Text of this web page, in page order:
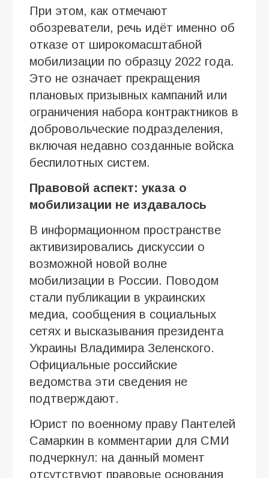
При этом, как отмечают
обозреватели, речь идёт именно об
отказе от широкомасштабной
мобилизации по образцу 2022 года.
Это не означает прекращения
плановых призывных кампаний или
ограничения набора контрактников в
добровольческие подразделения,
включая недавно созданные войска
беспилотных систем.
Правовой аспект: указа о
мобилизации не издавалось
В информационном пространстве
активизировались дискуссии о
возможной новой волне
мобилизации в России. Поводом
стали публикации в украинских
медиа, сообщения в социальных
сетях и высказывания президента
Украины Владимира Зеленского.
Официальные российские
ведомства эти сведения не
подтверждают.
Юрист по военному праву Пантелей
Самаркин в комментарии для СМИ
подчеркнул: на данный момент
отсутствуют правовые основания